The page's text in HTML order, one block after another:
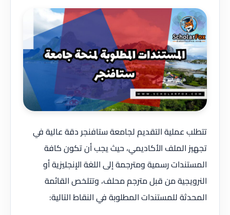
تتطلب عملية التقديم لجامعة ستافنجر دقة عالية في
تجهيز الملف الأكاديمي، حيث يجب أن تكون كافة
المستندات رسمية ومترجمة إلى اللغة الإنجليزية أو
النرويجية من قبل مترجم محلف، وتتلخص القائمة
المحدثة للمستندات المطلوبة في النقاط التالية: